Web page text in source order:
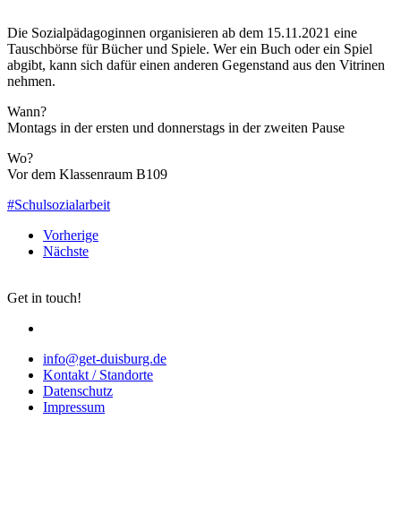
Die Sozialpädagoginnen organisieren ab dem 15.11.2021 eine
Tauschbörse für Bücher und Spiele. Wer ein Buch oder ein Spiel
abgibt, kann sich dafür einen anderen Gegenstand aus den Vitrinen
nehmen.
Wann?
Montags in der ersten und donnerstags in der zweiten Pause
Wo?
Vor dem Klassenraum B109
#Schulsozialarbeit
Vorherige
Nächste
Get in touch!
info@get-duisburg.de
Kontakt / Standorte
Datenschutz
Impressum